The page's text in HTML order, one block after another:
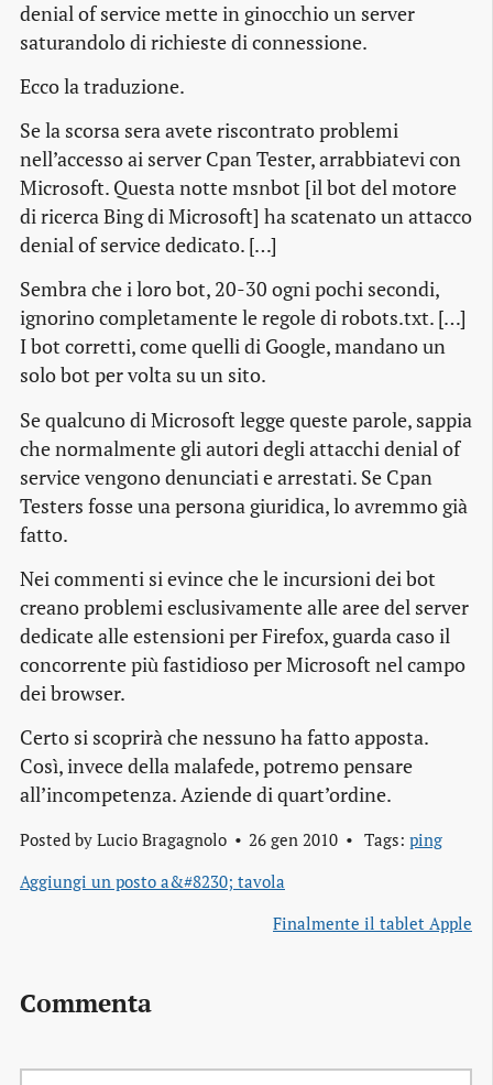
denial of servicemette in ginocchio un server
saturandolo di richieste di connessione.
Ecco la traduzione.
Se la scorsa sera avete riscontrato problemi
nell’accesso ai server Cpan Tester, arrabbiatevi con
Microsoft. Questa nottemsnbot [il bot del motore
di ricerca Bing di Microsoft] ha scatenato un attacco
denial of service dedicato. […]
Sembra che i lorobot, 20-30 ogni pochi secondi,
ignorino completamente le regole dirobots.txt. […]
I bot corretti, come quelli di Google, mandano un
solobot per volta su un sito.
Se qualcuno di Microsoft legge queste parole, sappia
che normalmente gli autori degli attacchi denial of
servicevengono denunciati e arrestati. Se Cpan
Testers fosse una persona giuridica, lo avremmo già
fatto.
Nei commenti si evince che le incursioni dei bot
creano problemi esclusivamente alle aree del server
dedicate alle estensioni per Firefox, guarda caso il
concorrente più fastidioso per Microsoft nel campo
dei browser.
Certo si scoprirà che nessuno ha fatto apposta.
Così, invece della malafede, potremo pensare
all’incompetenza. Aziende di quart’ordine.
Posted by Lucio Bragagnolo 26 gen 2010 Tags: ping
Aggiungi un posto a&#8230; tavola
Finalmente il tablet Apple
Commenta